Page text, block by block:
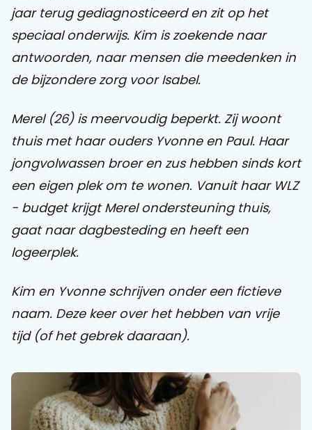
jaar terug gediagnosticeerd en zit op het
speciaal onderwijs. Kim is zoekende naar
antwoorden, naar mensen die meedenken in
de bijzondere zorg voor Isabel.
Merel (26) is meervoudig beperkt. Zij woont
thuis met haar ouders Yvonne en Paul. Haar
jongvolwassen broer en zus hebben sinds kort
een eigen plek om te wonen. Vanuit haar WLZ
- budget krijgt Merel ondersteuning thuis,
gaat naar dagbesteding en heeft een
logeerplek.
Kim en Yvonne schrijven onder een fictieve
naam. Deze keer over het hebben van vrije
tijd (of het gebrek daaraan).